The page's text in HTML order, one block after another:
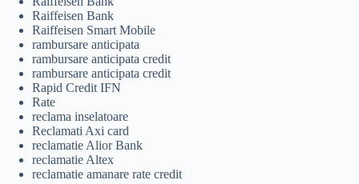
Raiffeisen Bank
Raiffeisen Smart Mobile
rambursare anticipata
rambursare anticipata credit
rambursare anticipata credit
Rapid Credit IFN
Rate
reclama inselatoare
Reclamati Axi card
reclamatie Alior Bank
reclamatie Altex
reclamatie amanare rate credit